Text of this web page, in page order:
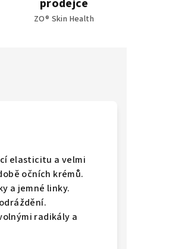
prodejce
ZO® Skin Health
elasticitu a velmi
očních krémů.
a jemné linky.
radikály a